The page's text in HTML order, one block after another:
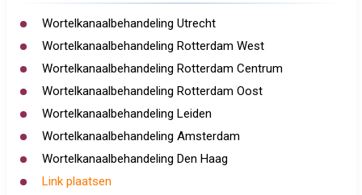
Wortelkanaalbehandeling Utrecht
Wortelkanaalbehandeling Rotterdam West
Wortelkanaalbehandeling Rotterdam Centrum
Wortelkanaalbehandeling Rotterdam Oost
Wortelkanaalbehandeling Leiden
Wortelkanaalbehandeling Amsterdam
Wortelkanaalbehandeling Den Haag
Link plaatsen